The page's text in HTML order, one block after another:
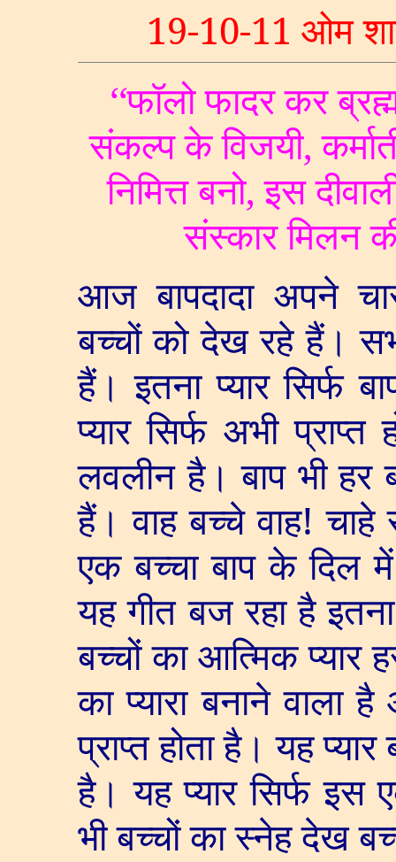
19-10-11 ओम
‘‘फॉलो फादर कर
संकल्प के विजयी,
निमित्त बनो,इस
संस्कार मिलन
आज बापदादा अपने
बच्चों को देख रहे हैं।
हैं। इतना प्यार सिर्फ
प्यार सिर्फ अभी
लवलीन है। बाप भी हर
हैं। वाह बच्चे वाह!
एक बच्चा बाप के दिल
यह गीत बज रहा है
बच्चों का आत्मिक प्यार
का प्यारा बनाने वाला
प्राप्त होता है। यह
है। यह प्यार सिर्फ इस
भी बच्चों का स्नेह देख